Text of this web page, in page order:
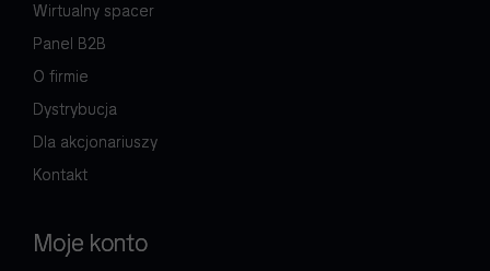
Wirtualny spacer
Panel B2B
O firmie
Dystrybucja
Dla akcjonariuszy
Kontakt
Moje konto